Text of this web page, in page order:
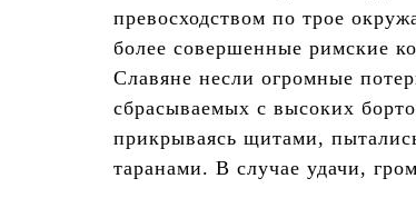
превосходством по трое
более совершенные римские
Славяне несли огромные
сбрасываемых с высоких
прикрываясь щитами,
таранами. В случае удачи,